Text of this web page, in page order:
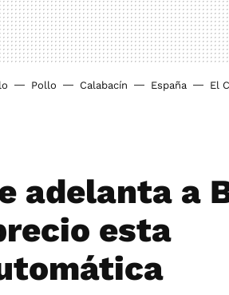
Pollo Calabacín España El
adelanta a
esta